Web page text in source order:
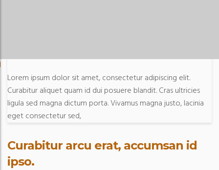
Lorem ipsum dolor sit amet, consectetur adipiscing elit.
Curabitur aliquet quam id dui posuere blandit. Cras ultricies
ligula sed magna dictum porta. Vivamus magna justo, lacinia
eget consectetur sed,
Curabitur arcu erat, accumsan id
ipso.